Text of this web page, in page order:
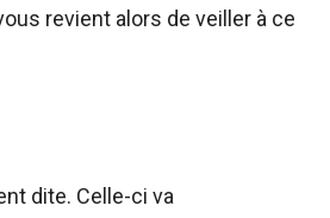
revient alors de veiller à ce
dite. Celle-ci va